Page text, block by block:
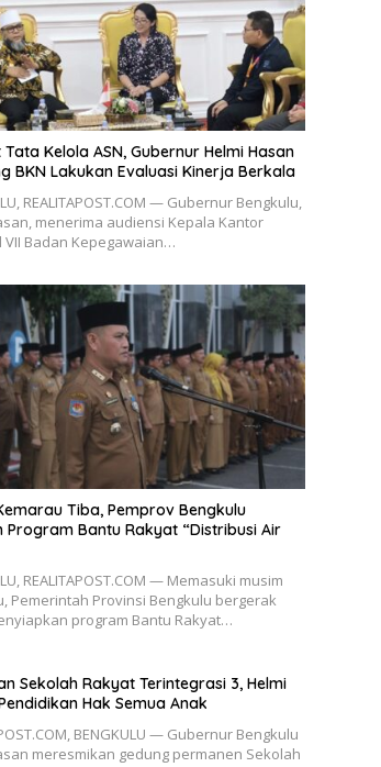
Kelola ASN, Gubernur Helmi Hasan
BKN Lakukan Evaluasi Kinerja Berkala
REALITAPOST.COM — Gubernur Bengkulu,
menerima audiensi Kepala Kantor
VII Badan Kepegawaian…
Tiba, Pemprov Bengkulu
Program Bantu Rakyat “Distribusi Air
REALITAPOST.COM — Memasuki musim
Pemerintah Provinsi Bengkulu bergerak
program Bantu Rakyat…
Sekolah Rakyat Terintegrasi 3, Helmi
Hak Semua Anak
BENGKULU — Gubernur Bengkulu
meresmikan gedung permanen Sekolah